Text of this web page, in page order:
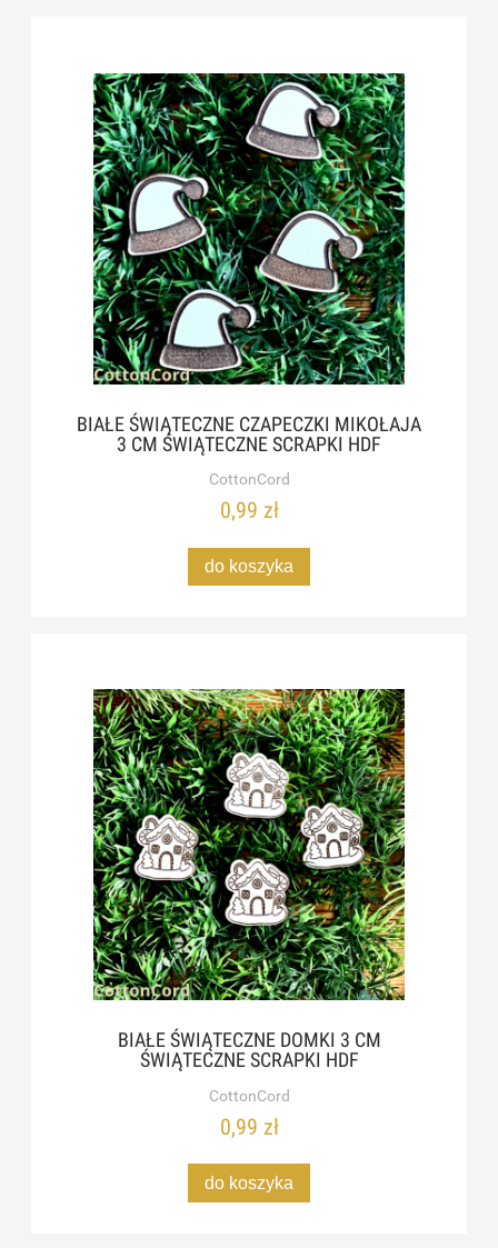
BIAŁE ŚWIĄTECZNE CZAPECZKI MIKOŁAJA
3 CM ŚWIĄTECZNE SCRAPKI HDF
CottonCord
0,99 zł
do koszyka
BIAŁE ŚWIĄTECZNE DOMKI 3 CM
ŚWIĄTECZNE SCRAPKI HDF
CottonCord
0,99 zł
do koszyka